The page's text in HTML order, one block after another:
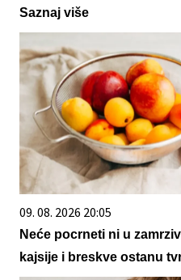
Saznaj više
09. 08. 2026 20:05
Neće pocrneti ni u
kajsije i breskve ostanu